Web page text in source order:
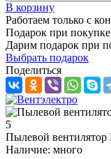
В корзину
Работаем только с
Подарок при покупке
Дарим подарок при
Выбрать подарок
Поделиться
Пылевой
Наличие: много